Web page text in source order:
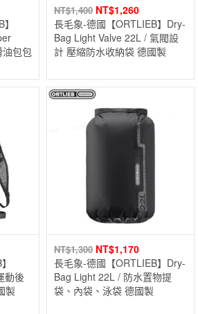
包包
NT$1,400 NT$1,260
長毛象-德國【ORTLIEB】Dry-
Bag Light Valve 22L / 氣閥設
計 壓縮防水收納袋 德國製
動後
製
NT$1,300 NT$1,170
長毛象-德國【ORTLIEB】Dry-
Bag Light 22L / 防水置物提
袋、內袋、泳袋 德國製